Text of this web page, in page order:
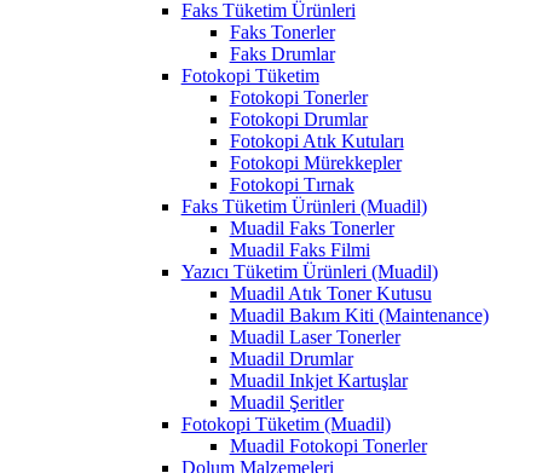
Faks Tüketim Ürünleri
Faks Tonerler
Faks Drumlar
Fotokopi Tüketim
Fotokopi Tonerler
Fotokopi Drumlar
Fotokopi Atık Kutuları
Fotokopi Mürekkepler
Fotokopi Tırnak
Faks Tüketim Ürünleri (Muadil)
Muadil Faks Tonerler
Muadil Faks Filmi
Yazıcı Tüketim Ürünleri (Muadil)
Muadil Atık Toner Kutusu
Muadil Bakım Kiti (Maintenance)
Muadil Laser Tonerler
Muadil Drumlar
Muadil Inkjet Kartuşlar
Muadil Şeritler
Fotokopi Tüketim (Muadil)
Muadil Fotokopi Tonerler
Dolum Malzemeleri